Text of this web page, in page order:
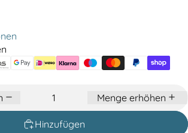
Menge erhöhen
Hinzufügen